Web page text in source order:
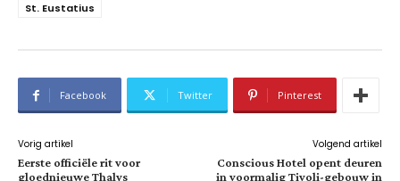
St. Eustatius
Facebook Twitter Pinterest
Vorig artikel
Eerste officiële rit voor
gloednieuwe Thalys
Volgend artikel
Conscious Hotel opent deuren
in voormalig Tivoli-gebouw in